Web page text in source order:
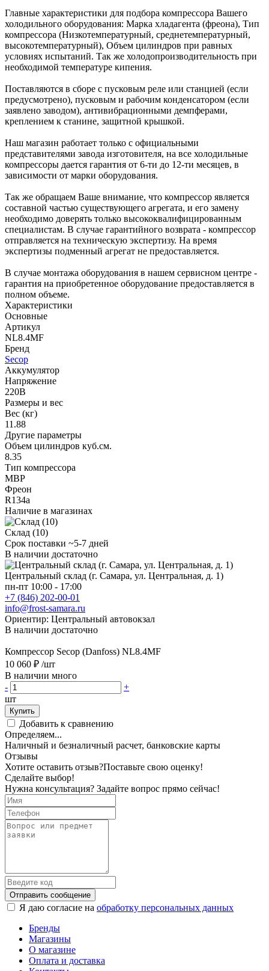
Главные характеристики для подбора компрессора Вашего
холодильного оборудования: Марка хладагента (фреона), Тип
компрессора (Низкотемпературный, среднетемпературный,
высокотемпературный), Объем цилиндров при равных
условиях испытаний. Так же холодопроизводительность при
необходимой температуре кипения.
Поставляются в сборе с пусковым реле или станцией (если
предусмотрено), пусковым и рабочим конденсатором (если
заявлено заводом), антивибрационными демпферами,
креплением к станине, защитной крышкой.
Наш магазин работает только с официальными
представителями завода изготовителя, на все холодильные
компрессоры дается гарантия от 6-ти до 12-ти месяцев, в
зависимости от марки оборудования.
Так же обращаем Ваше внимание, что компрессор является
составной частью существующего агрегата, и его замену
необходимо доверять только высококвалифицированным
специалистам. В случае гарантийного возврата - компрессор
отправляется на техническую экспертизу. На время
экспертизы подменный агрегат не предоставляется.
В случае монтажа оборудования в нашем сервисном центре -
гарантия на приобретенное оборудование предоставляется в
полном объеме.
Характеристики
Основные
Артикул
NL8.4MF
Бренд
Secop
Аккумулятор
Напряжение
220В
Размеры и вес
Вес (кг)
11.88
Другие параметры
Объем цилиндров куб.см.
8.35
Тип компрессора
MBP
Фреон
R134a
Наличие в магазинах
Склад (10)
Срок поставки ~5-7 дней
В наличии достаточно
Центральный склад (г. Самара, ул. Центральная, д. 1)
пн-пт 10:00 - 17:00
+7 (846) 202-00-01
info@frost-samara.ru
Ориентир: Центральный автовокзал
В наличии достаточно
Компрессор Secop (Danfoss) NL8.4MF
10 060 ₽ /шт
В наличии много
-
+
шт
Купить
Добавить к сравнению
Определяем...
Наличный и безналичный расчет, банковские карты
Отзывы
Хотите оставить отзыв?Поставьте свою оценку!
Сделайте выбор!
Нужна консультация? Задайте вопрос прямо сейчас!
Отправить сообщение
Я даю согласие на обработку персональных данных
Бренды
Магазины
О магазине
Оплата и доставка